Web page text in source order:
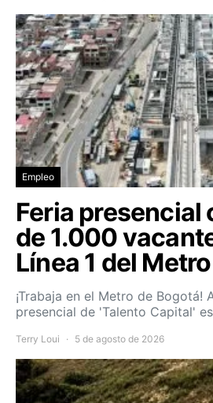
Empleo
Feria presencial
de 1.000
Línea 1 del
¡Trabaja en el Metro de Bogotá!
presencial de 'Talento Capital'
Terry Loui 5 de agosto de 2026